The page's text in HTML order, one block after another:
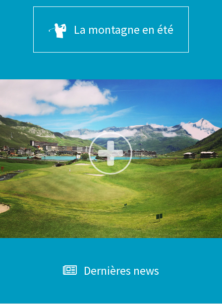
La montagne en été
Dernières news